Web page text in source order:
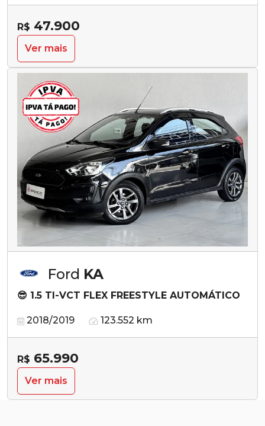
R$ 47.900
Ver mais
Ford KA
😎 1.5 TI-VCT FLEX FREESTYLE AUTOMÁTICO
2018/2019 123.552 km
R$ 65.990
Ver mais